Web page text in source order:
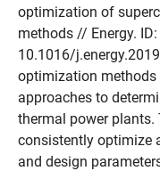
optimization of
methods // Energy.
10.1016/
optimization
approaches to
thermal power
consistently optimize
and design